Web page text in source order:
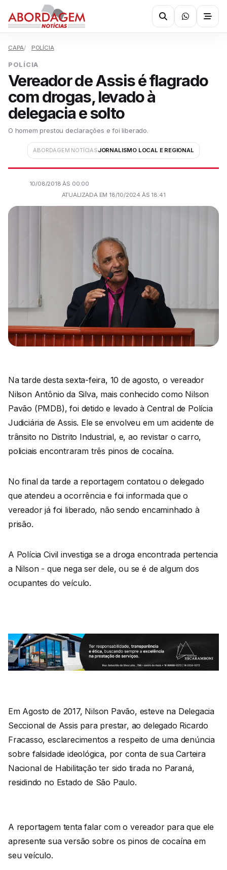
CAPA POLÍCIA
POLÍCIA
Vereador de Assis é flagrado
com drogas, levado à
delegacia e solto
O homem prestou declarações e foi liberado.
ABORDAGEM NOTÍCIASJORNALISMO LOCAL E REGIONAL
10/08/2018 ÀS 00:00
ATUALIZADA EM 18/10/2024 ÀS 18:41
Na tarde desta sexta-feira, 10 de agosto, o vereador
Nilson Antônio da Silva, mais conhecido como Nilson
Pavão (PMDB), foi detido e levado à Central de Polícia
Judiciária de Assis. Ele se envolveu em um acidente de
trânsito no Distrito Industrial, e, ao revistar o carro,
policiais encontraram três pinos de cocaína.
No final da tarde a reportagem contatou o delegado
que atendeu a ocorrência e foi informada que o
vereador já foi liberado, não sendo encaminhado à
prisão.
A Polícia Civil investiga se a droga encontrada pertencia
a Nilson - que nega ser dele, ou se é de algum dos
ocupantes do veículo.
Em Agosto de 2017, Nilson Pavão, esteve na Delegacia
Seccional de Assis para prestar, ao delegado Ricardo
Fracasso, esclarecimentos a respeito de uma denúncia
sobre falsidade ideológica, por conta de sua Carteira
Nacional de Habilitação ter sido tirada no Paraná,
residindo no Estado de São Paulo.
A reportagem tenta falar com o vereador para que ele
apresente sua versão sobre os pinos de cocaína em
seu veículo.